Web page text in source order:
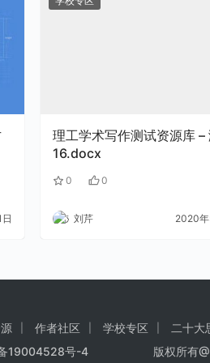
理工学术写作测试资源库 –
16.docx
0 0
刘芹 2020年
作者社区 学校专区 二十大
19004528号-4
版权所有